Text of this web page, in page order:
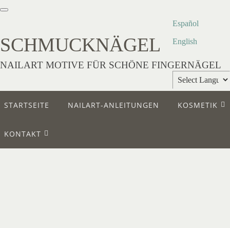
SCHMUCKNÄGEL
NAILART MOTIVE FÜR SCHÖNE FINGERNÄGEL
Español
English
Translate
STARTSEITE NAILART-ANLEITUNGEN KOSMETIK
KONTAKT